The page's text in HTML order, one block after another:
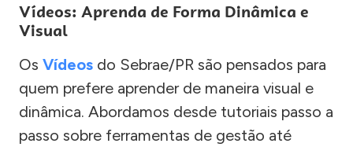
Vídeos: Aprenda de Forma Dinâmica e
Visual
Os Vídeos do Sebrae/PR são pensados para
quem prefere aprender de maneira visual e
dinâmica. Abordamos desde tutoriais passo a
passo sobre ferramentas de gestão até